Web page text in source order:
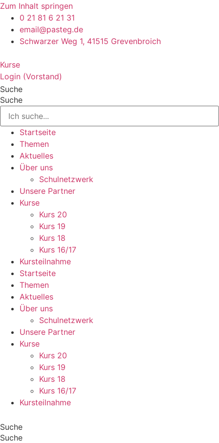
Zum Inhalt springen
0 21 81 6 21 31
email@pasteg.de
Schwarzer Weg 1, 41515 Grevenbroich
Kurse
Login (Vorstand)
Suche
Suche
Startseite
Themen
Aktuelles
Über uns
Schulnetzwerk
Unsere Partner
Kurse
Kurs 20
Kurs 19
Kurs 18
Kurs 16/17
Kursteilnahme
Startseite
Themen
Aktuelles
Über uns
Schulnetzwerk
Unsere Partner
Kurse
Kurs 20
Kurs 19
Kurs 18
Kurs 16/17
Kursteilnahme
Suche
Suche